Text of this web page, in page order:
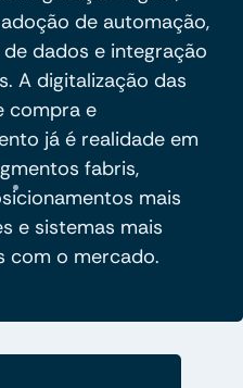
de automação,
dados e integração
A digitalização das
compra e
já é realidade em
fabris,
mais
e sistemas mais
com o mercado.